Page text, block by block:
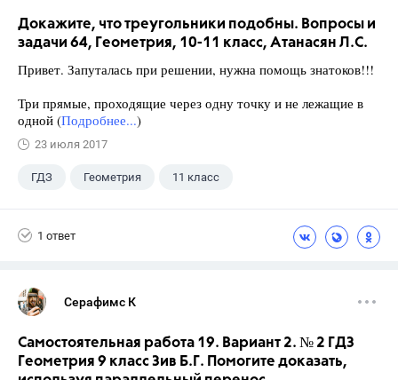
Докажите, что треугольники подобны. Вопросы и
задачи 64, Геометрия, 10-11 класс, Атанасян Л.С.
Привет. Запуталась при решении, нужна помощь знатоков!!!
Три прямые, проходящие через одну точку и не лежащие в
одной (Подробнее...)
23 июля 2017
ГДЗ Геометрия 11 класс
1 ответ
Серафимс К
Самостоятельная работа 19. Вариант 2. № 2 ГДЗ
Геометрия 9 класс Зив Б.Г. Помогите доказать,